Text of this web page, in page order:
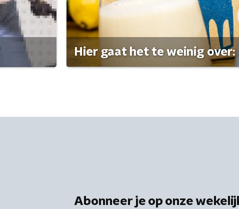
Hier gaat het te weinig
Abonneer je op onze